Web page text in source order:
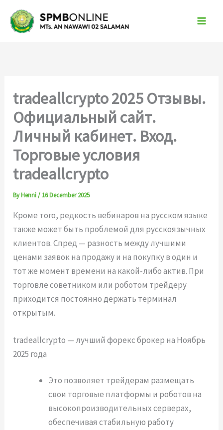
content
tradeallcrypto 2025 Отзывы.
Официальный сайт.
Личный кабинет. Вход.
Торговые условия
tradeallcrypto
ByHenni/ 16 December 2025
Кроме того, редкость вебинаров на русском языке
также может быть проблемой для русскоязычных
клиентов. Спред — разность между лучшими
ценами заявок на продажу и на покупку в один и
тот же момент времени на какой-либо актив. При
торговле советником или роботом трейдеру
приходится постоянно держать терминал
открытым.
tradeallcrypto — лучший форекс брокер на Ноябрь
2025 года
Это позволяет трейдерам размещать
свои торговые платформы и роботов на
высокопроизводительных серверах,
обеспечивая стабильную работу